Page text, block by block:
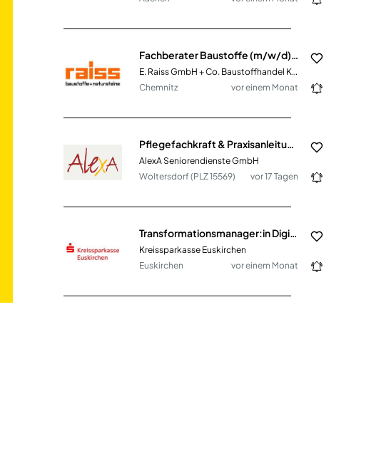
E. Raiss GmbH + Co. Baustoffhandel KG
Chemnitz
vor einem Monat
Pflegefachkraft & Praxisanleitung (m/w/d)
AlexA Seniorendienste GmbH
Woltersdorf (PLZ 15569)
vor 17 Tagen
Transformationsmanager:in Digitalisierung und KI (m/w/d)
Kreissparkasse Euskirchen
Euskirchen
vor einem Monat